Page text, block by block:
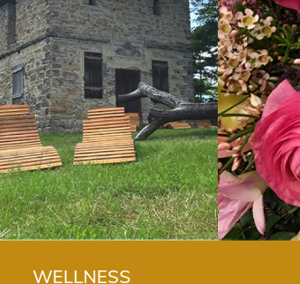
WELLNESS
WELLNESS